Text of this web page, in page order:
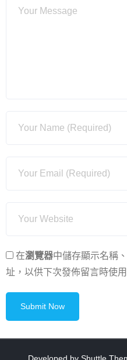
在瀏覽器中儲存顯示名稱
址，以供下次發佈留言時使用